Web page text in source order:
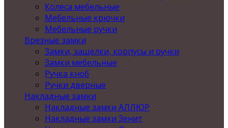
Колеса мебельные
Мебельные крючки
Мебельные ручки
Врезные замки
Замки, защелки, корпусы и ручки
Замки мебельные
Ручка кноб
Ручки дверные
Накладные замки
Накладные замки АЛЛЮР
Накладные замки Зенит